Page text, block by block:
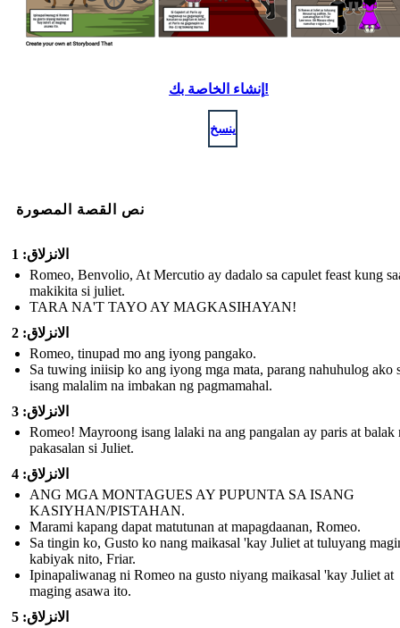
إنشاء الخاصة بك!
ينسخ
نص القصة المصورة
الانزلاق: 1
Romeo, Benvolio, At Mercutio ay dadalo sa capulet feast kung
makikita si juliet.
TARA NA'T TAYO AY MAGKASIHAYAN!
الانزلاق: 2
Romeo, tinupad mo ang iyong pangako.
Sa tuwing iniisip ko ang iyong mga mata, parang nahuhulog ako
isang malalim na imbakan ng pagmamahal.
الانزلاق: 3
Romeo! Mayroong isang lalaki na ang pangalan ay paris at balak
pakasalan si Juliet.
الانزلاق: 4
ANG MGA MONTAGUES AY PUPUNTA SA ISANG
KASIYHAN/PISTAHAN.
Marami kapang dapat matutunan at mapagdaanan, Romeo.
Sa tingin ko, Gusto ko nang maikasal 'kay Juliet at tuluyang
kabiyak nito, Friar.
Ipinapaliwanag ni Romeo na gusto niyang maikasal 'kay Juliet at
maging asawa ito.
الانزلاق: 5